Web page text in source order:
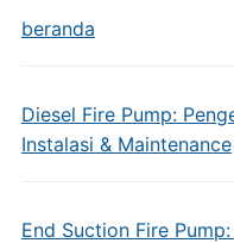
beranda
Diesel Fire Pump:
Instalasi & Maintenance
End Suction Fire